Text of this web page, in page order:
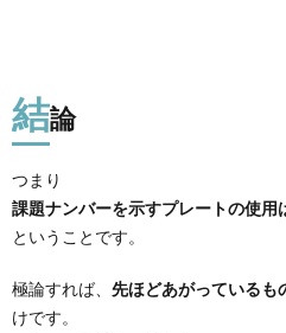
結論
つまり
課題ナンバーを示すプレートの使用
ということです。
極論すれば、 先ほどあがっているも
けです。